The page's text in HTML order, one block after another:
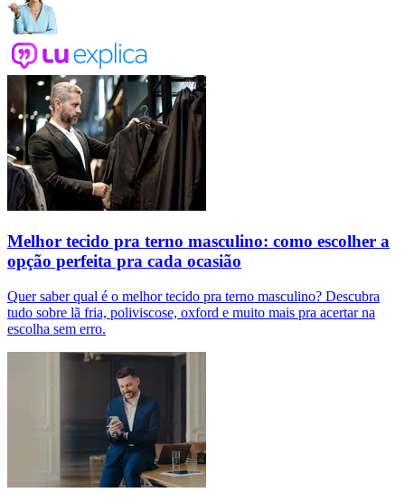
Melhor tecido pra terno masculino: como escolher a
opção perfeita pra cada ocasião
Quer saber qual é o melhor tecido pra terno masculino? Descubra
tudo sobre lã fria, poliviscose, oxford e muito mais pra acertar na
escolha sem erro.